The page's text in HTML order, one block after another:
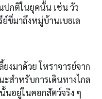
กติในยุคนั้น เช่น วัว
ขี่มาถึงหมู่บ้านเบธเล
งมาด้วย โหราจารย์จาก
สำหรับการเดินทางไกล
นอยู่ในคอกสัตว์จริง ๆ